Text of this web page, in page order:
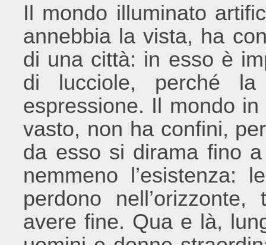
Il mondo illuminato
annebbia la vista, ha
di una città: in esso è
di lucciole, perché
espressione. Il mondo
vasto, non ha confini,
da esso si dirama fino
nemmeno l’esistenza:
perdono
avere fine. Qua e là,